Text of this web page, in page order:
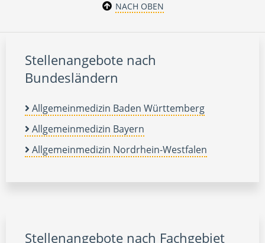
NACH OBEN
Stellenangebote nach
Bundesländern
Allgemeinmedizin Baden Württemberg
Allgemeinmedizin Bayern
Allgemeinmedizin Nordrhein-Westfalen
Stellenangebote nach Fachgebiet